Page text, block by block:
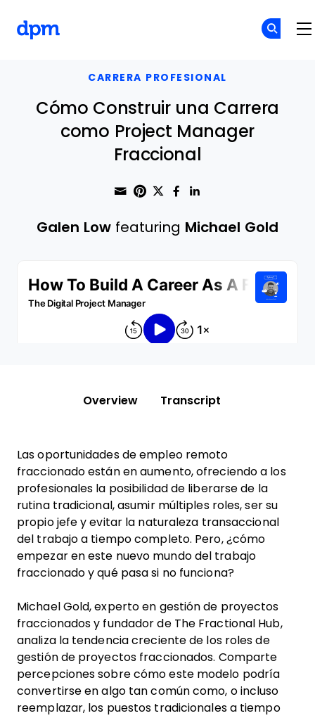
CARRERA PROFESIONAL
Cómo Construir una Carrera
como Project Manager
Fraccional
Share through Email
Print this page
Share on Pinterest
Share on Twitter
Share on
Galen Low featuring Michael Gold
Overview Transcript
Las oportunidades de empleo remoto
fraccionado están en aumento, ofreciendo a los
profesionales la posibilidad de liberarse de la
rutina tradicional, asumir múltiples roles, ser su
propio jefe y evitar la naturaleza transaccional
del trabajo a tiempo completo. Pero, ¿cómo
empezar en este nuevo mundo del trabajo
fraccionado y qué pasa si no funciona?
Michael Gold, experto en gestión de proyectos
fraccionados y fundador de The Fractional Hub,
analiza la tendencia creciente de los roles de
gestión de proyectos fraccionados. Comparte
percepciones sobre cómo este modelo podría
convertirse en algo tan común como, o incluso
reemplazar, los puestos tradicionales a tiempo